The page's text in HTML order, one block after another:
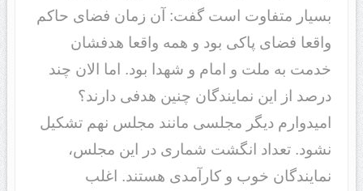
بسیار متفاوت است گفت: آن زمان فضای حاکم
واقعا فضای پاکی بود و همه واقعا هدفشان
خدمت به ملت و امام و شهدا بود. اما الان چند
درصد از این نمایندگان چنین هدفی دارند؟
امیدوارم دیگر مجلسی مانند مجلس نهم تشکیل
نشود. تعداد انگشت شماری در این مجلس،
نمایندگان خوب و کارآمدی هستند. اغلب